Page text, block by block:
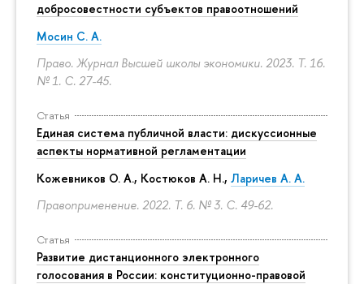
добросовестности субъектов правоотношений
Мосин С. А.
Право. Журнал Высшей школы экономики. 2023. Т. 16.
№ 1. С. 27-45.
Статья
Единая система публичной власти: дискуссионные
аспекты нормативной регламентации
Кожевников О. А., Костюков А. Н., Ларичев А. А.
Правоприменение. 2022. Т. 6. № 3. С. 49-62.
Статья
Развитие дистанционного электронного
голосования в России: конституционно-правовой